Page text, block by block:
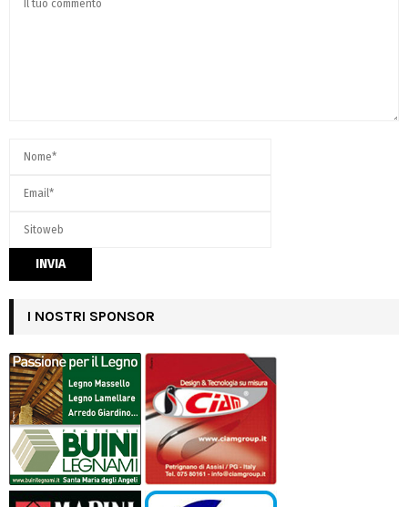
I NOSTRI SPONSOR